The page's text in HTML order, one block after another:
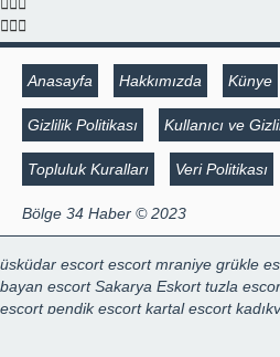
Anasayfa Hakkımızda Künye
Gizlilik Politikası Kullanıcı ve
Topluluk Kuralları Veri Politikası
Bölge 34 Haber © 2023
üsküdar escort escort mraniye grükle
bayan escort Sakarya Eskort tuzla
escort pendik escort kartal escort